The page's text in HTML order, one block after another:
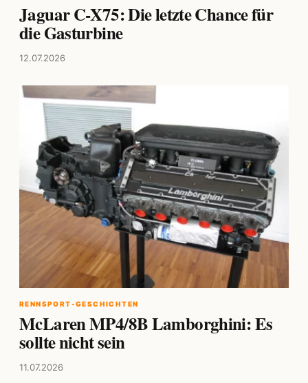
Jaguar C-X75: Die letzte Chance für
die Gasturbine
12.07.2026
RENNSPORT-GESCHICHTEN
McLaren MP4/8B Lamborghini: Es
sollte nicht sein
11.07.2026